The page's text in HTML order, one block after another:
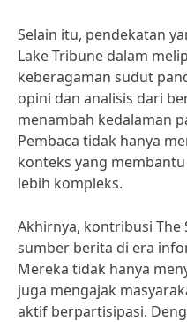
Selain itu, pendekatan
Lake Tribune dalam
keberagaman sudut
opini dan analisis dari
menambah kedalaman
Pembaca tidak hanya
konteks yang
lebih kompleks.
Akhirnya, kontribusi The
sumber berita di era
Mereka tidak hanya
juga mengajak
aktif berpartisipasi.